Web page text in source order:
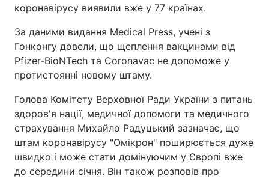
коронавірусу виявили вже у 77 країнах.
За даними видання Medical Press, учені з
Гонконгу довели, що щеплення вакцинами від
Pfizer-BioNTech та Coronavac не допоможе у
протистоянні новому штаму.
Голова Комітету Верховної Ради України з питань
здоров'я нації, медичної допомоги та медичного
страхування Михайло Радуцький зазначає, що
штам коронавірусу "Омікрон" поширюється дуже
швидко і може стати домінуючим у Європі вже
до середини січня. Він також розповів про